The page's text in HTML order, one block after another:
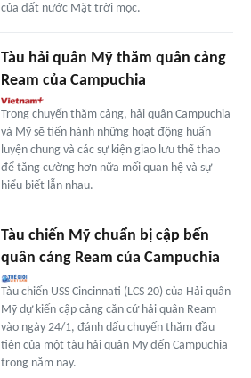
của đất nước Mặt trời mọc.
Tàu hải quân Mỹ thăm quân cảng
Ream của Campuchia
Trong chuyến thăm cảng, hải quân Campuchia
và Mỹ sẽ tiến hành những hoạt động huấn
luyện chung và các sự kiện giao lưu thể thao
để tăng cường hơn nữa mối quan hệ và sự
hiểu biết lẫn nhau.
Tàu chiến Mỹ chuẩn bị cập bến
quân cảng Ream của Campuchia
Tàu chiến USS Cincinnati (LCS 20) của Hải quân
Mỹ dự kiến cập cảng căn cứ hải quân Ream
vào ngày 24/1, đánh dấu chuyến thăm đầu
tiên của một tàu hải quân Mỹ đến Campuchia
trong năm nay.